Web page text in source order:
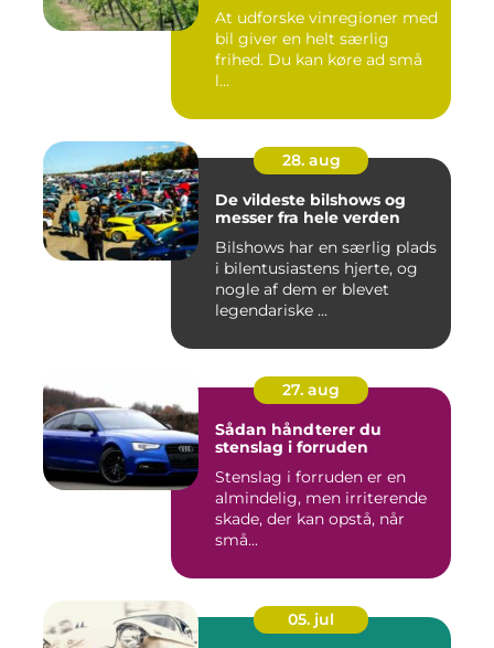
At udforske vinregioner med
bil giver en helt særlig
frihed. Du kan køre ad små
l...
28. aug
De vildeste bilshows og
messer fra hele verden
Bilshows har en særlig plads
i bilentusiastens hjerte, og
nogle af dem er blevet
legendariske ...
27. aug
Sådan håndterer du
stenslag i forruden
Stenslag i forruden er en
almindelig, men irriterende
skade, der kan opstå, når
små...
05. jul